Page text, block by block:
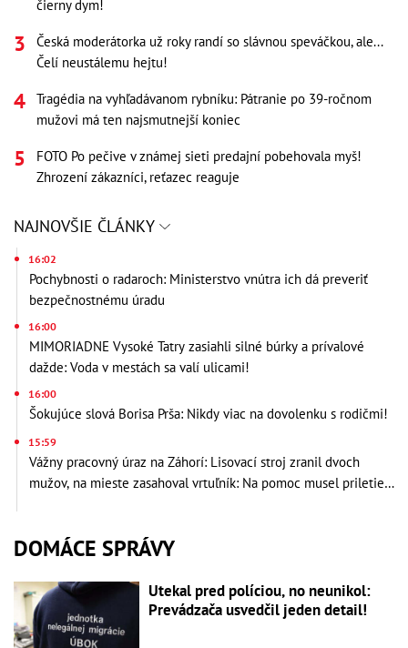
čierny dym!
Česká moderátorka už roky randí so slávnou speváčkou, ale...
Čelí neustálemu hejtu!
Tragédia na vyhľadávanom rybníku: Pátranie po 39-ročnom
mužovi má ten najsmutnejší koniec
FOTO Po pečive v známej sieti predajní pobehovala myš!
Zhrození zákazníci, reťazec reaguje
NAJNOVŠIE ČLÁNKY
16:02
Pochybnosti o radaroch: Ministerstvo vnútra ich dá preveriť
bezpečnostnému úradu
16:00
MIMORIADNE Vysoké Tatry zasiahli silné búrky a prívalové
dažde: Voda v mestách sa valí ulicami!
16:00
Šokujúce slová Borisa Prša: Nikdy viac na dovolenku s rodičmi!
15:59
Vážny pracovný úraz na Záhorí: Lisovací stroj zranil dvoch
mužov, na mieste zasahoval vrtuľník: Na pomoc musel priletieť
DOMÁCE SPRÁVY
Utekal pred políciou, no neunikol:
Prevádzača usvedčil jeden detail!